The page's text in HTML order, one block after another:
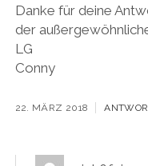
Danke für deine
der
LG
Conny
22. MÄRZ 2018